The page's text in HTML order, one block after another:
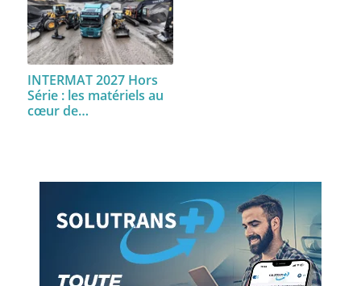
INTERMAT 2027 Hors
Série : les matériels au
cœur de…